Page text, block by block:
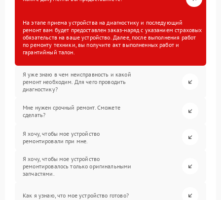
На этапе приема устройства на диагностику и последующий
ремонт вам будет предоставлен заказ-наряд с указанием страховых
обязательств на ваше устройство. Далее, после выполнения работ
по ремонту техники, вы получите акт выполненных работ и
гарантийный талон.
Я уже знаю в чем неисправность и какой
ремонт необходим. Для чего проводить
диагностику?
Мне нужен срочный ремонт. Сможете
сделать?
Я хочу, чтобы мое устройство
ремонтировали при мне.
Я хочу, чтобы мое устройство
ремонтировалось только оригинальными
запчастями.
Как я узнаю, что мое устройство готово?